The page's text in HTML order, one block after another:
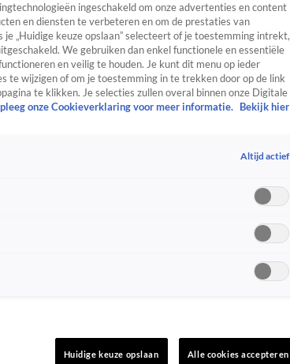
ingeschakeld om onze advertenties en content
en diensten te verbeteren en om de prestaties van
„Huidige keuze opslaan” selecteert of je toestemming intrekt,
We gebruiken dan enkel functionele en essentiële
en veilig te houden. Je kunt dit menu op ieder
te wijzigen of om je toestemming in te trekken door op de link
te klikken. Je selecties zullen overal binnen onze Digitale
onze Cookieverklaring voor meer informatie.
Bekijk hier
Altijd actief
Huidige keuze opslaan Alle cookies accepteren